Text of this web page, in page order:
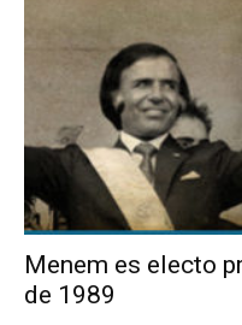
Menem es electo
de 1989